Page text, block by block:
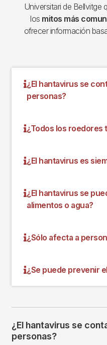
Universitari de Bellvitge
los mitos más
ofrecer información
¿El hantavirus se
personas?
¿Todos los roedores
¿El hantavirus es
¿El hantavirus se
alimentos o agua?
¿Sólo afecta a
¿Se puede prevenir
¿El hantavirus se
personas?